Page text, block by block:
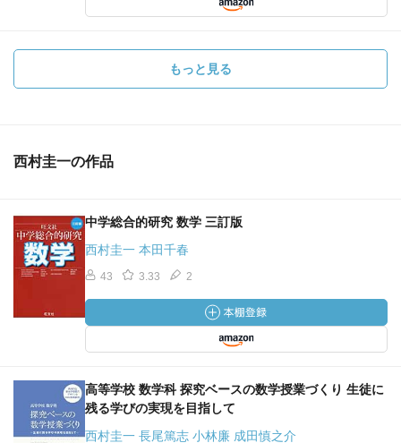
もっと見る
西村圭一の作品
中学総合的研究 数学 三訂版
西村圭一 本田千春
43 3.33 2
高等学校 数学科 探究ベースの数学授業づくり 生徒に
残る学びの実現を目指して
西村圭一 長尾篤志 小林廉 成田慎之介